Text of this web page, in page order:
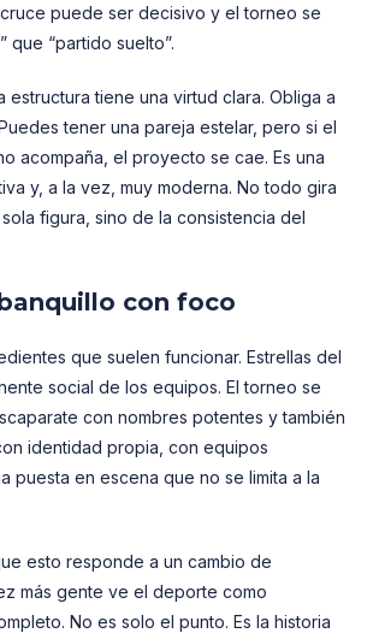
puede ser decisivo y el torneo se
que “partido suelto”.
estructura tiene una virtud clara. Obliga a
tener una pareja estelar, pero si el
acompaña, el proyecto se cae. Es una
y, a la vez, muy moderna. No todo gira
figura, sino de la consistencia del
con foco
que suelen funcionar. Estrellas del
social de los equipos. El torneo se
con nombres potentes y también
identidad propia, con equipos
puesta en escena que no se limita a la
esto responde a un cambio de
más gente ve el deporte como
No es solo el punto. Es la historia